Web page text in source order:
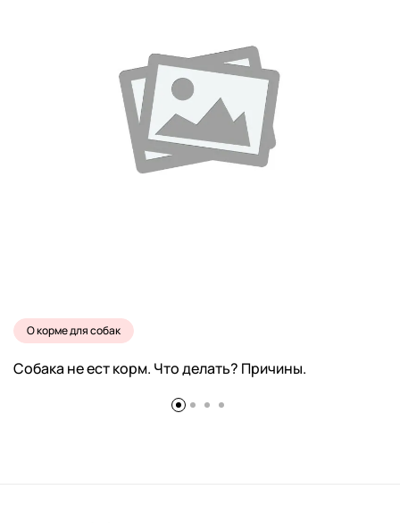
О корме для собак
Собака не ест корм. Что делать? Причины.